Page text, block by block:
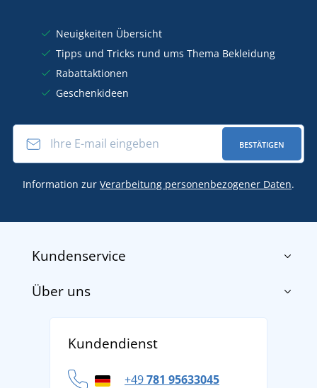
Neuigkeiten Übersicht
Tipps und Tricks rund ums Thema Bekleidung
Rabattaktionen
Geschenkideen
BESTÄTIGEN
Information zur Verarbeitung personenbezogener Daten.
Kundenservice
Impressum
Versand und Zahlung
Datenschutz
Über uns
Für Unternehmen und Organisationen
Kundendienst
+49781 95633045